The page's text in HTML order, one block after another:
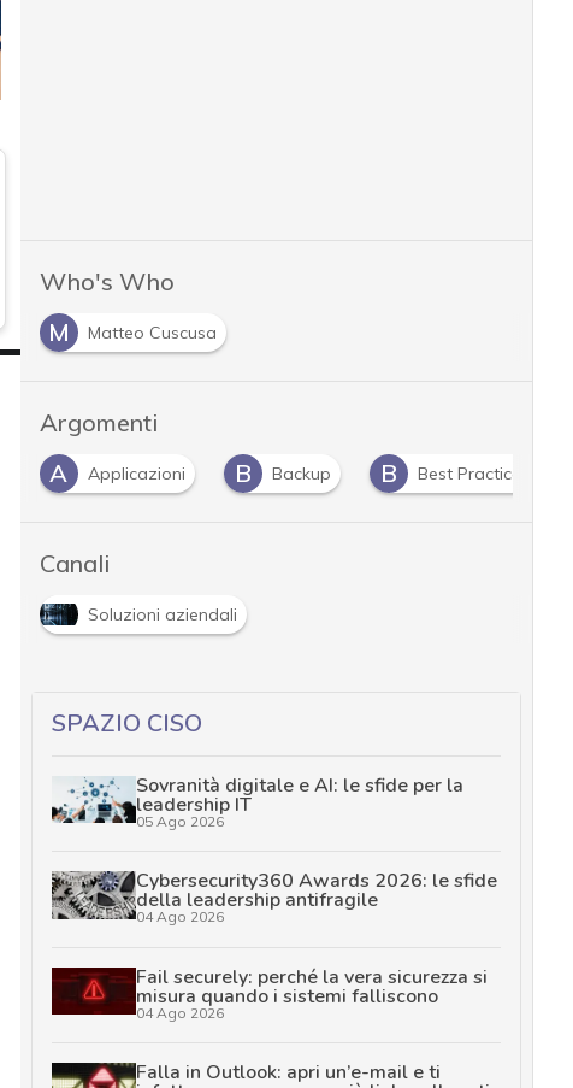
Who's Who
M
Matteo Cuscusa
Argomenti
A Applicazioni B Backup B Best Practice
Canali
Soluzioni aziendali
SPAZIO CISO
Sovranità digitale e AI: le sfide per la
leadership IT
05 Ago 2026
Cybersecurity360 Awards 2026: le sfide
della leadership antifragile
04 Ago 2026
Fail securely: perché la vera sicurezza si
misura quando i sistemi falliscono
04 Ago 2026
Falla in Outlook: apri un’e-mail e ti